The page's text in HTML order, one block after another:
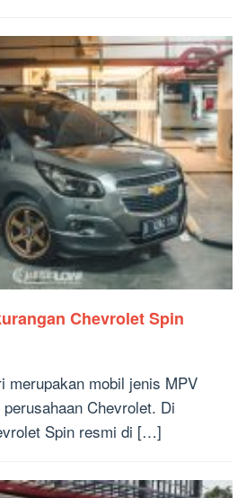
Chevrolet Spin
merupakan mobil jenis MPV
Chevrolet. Di
Spin resmi di […]